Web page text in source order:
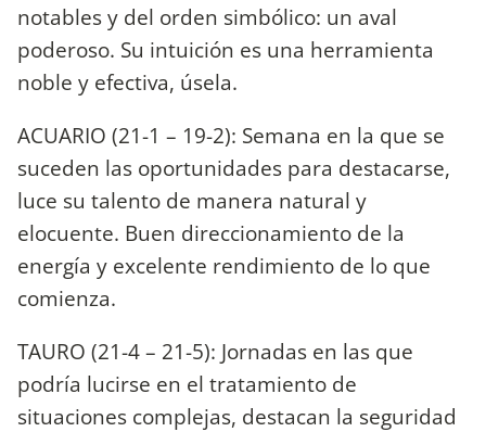
notables y del orden simbólico: un aval
poderoso. Su intuición es una herramienta
noble y efectiva, úsela.
ACUARIO (21-1 – 19-2): Semana en la que se
suceden las oportunidades para destacarse,
luce su talento de manera natural y
elocuente. Buen direccionamiento de la
energía y excelente rendimiento de lo que
comienza.
TAURO (21-4 – 21-5): Jornadas en las que
podría lucirse en el tratamiento de
situaciones complejas, destacan la seguridad